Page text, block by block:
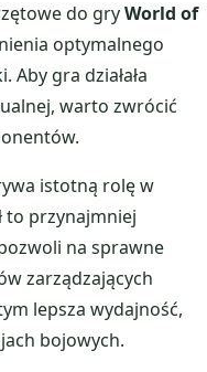
do gryWorld of
optymalnego
gra działała
warto zwrócić
istotną rolę w
to przynajmniej
na sprawne
zarządzających
lepsza wydajność,
bojowych.